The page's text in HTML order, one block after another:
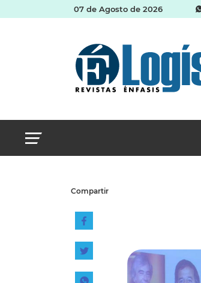
07 de Agosto de 2026
Compartir